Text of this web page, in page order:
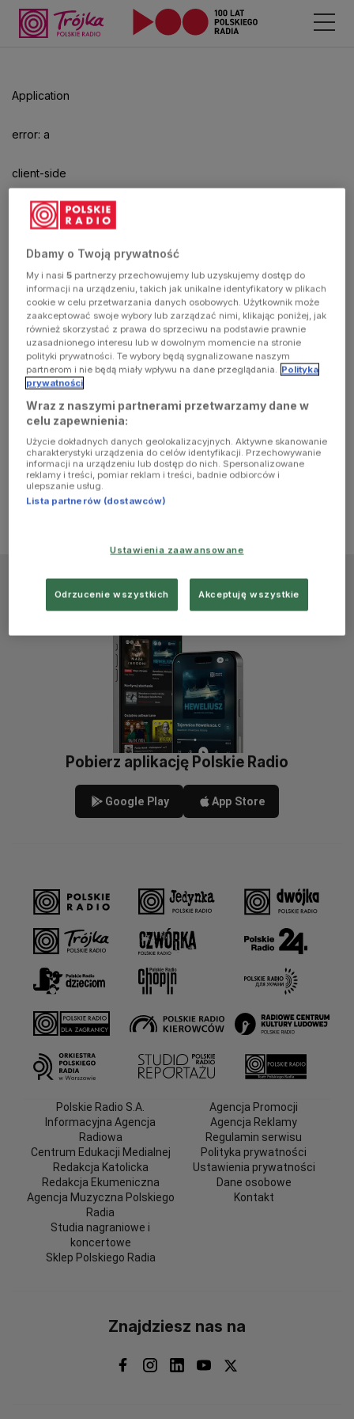
Application
error: a
client-side
exception
has
occurred
(see the
browser
console for
more
information)
aby
odtwarzać.
Pobierz aplikację Polskie Radio
Google Play App Store
Polskie Radio S.A.
Informacyjna Agencja
Radiowa
Centrum Edukacji Medialnej
Redakcja Katolicka
Redakcja Ekumeniczna
Agencja Muzyczna Polskiego
Radia
Studia nagraniowe i
koncertowe
Sklep Polskiego Radia
Agencja Promocji
Agencja Reklamy
Regulamin serwisu
Polityka prywatności
Ustawienia prywatności
Dane osobowe
Kontakt
Znajdziesz nas na
Dbamy o Twoją prywatność
My i nasi5 partnerzy przechowujemy lub uzyskujemy dostęp do
informacji na urządzeniu, takich jak unikalne identyfikatory w plikach
cookie w celu przetwarzania danych osobowych. Użytkownik może
zaakceptować swoje wybory lub zarządzać nimi, klikając poniżej, jak
również skorzystać z prawa do sprzeciwu na podstawie prawnie
uzasadnionego interesu lub w dowolnym momencie na stronie
polityki prywatności. Te wybory będą sygnalizowane naszym
partnerom i nie będą miały wpływu na dane przeglądania. Polityka
prywatności
Wraz z naszymi partnerami przetwarzamy dane w
celu zapewnienia:
Użycie dokładnych danych geolokalizacyjnych. Aktywne skanowanie
charakterystyki urządzenia do celów identyfikacji. Przechowywanie
informacji na urządzeniu lub dostęp do nich. Spersonalizowane
reklamy i treści, pomiar reklam i treści, badnie odbiorców i
ulepszanie usług.
Lista partnerów (dostawców)
Ustawienia zaawansowane
Odrzucenie wszystkich Akceptuję wszystkie